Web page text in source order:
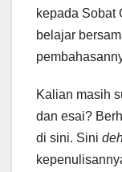
kepada Sobat
belajar
Kalian masih
dan esai?
di sini. Sini